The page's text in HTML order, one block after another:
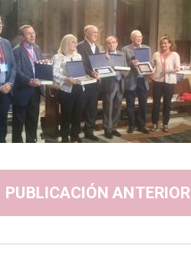
PUBLICACIÓN ANTERIOR